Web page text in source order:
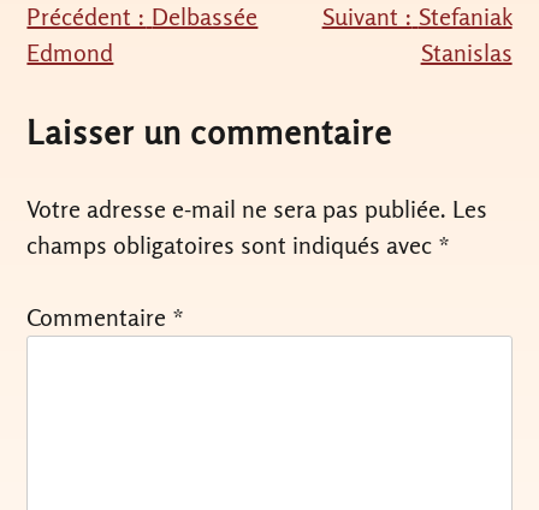
Navigation
de
l’article
Précédent : Delbassée
Edmond
Suivant : Stefaniak
Stanislas
Laisser un commentaire
Votre adresse e-mail ne sera pas publiée. Les
champs obligatoires sont indiqués avec *
Commentaire *